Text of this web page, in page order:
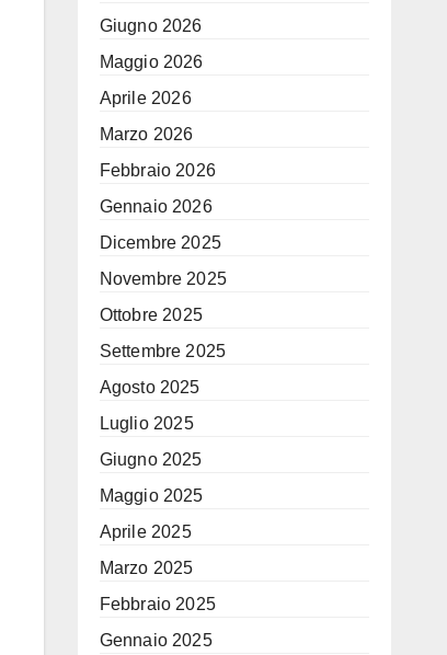
Giugno 2026
Maggio 2026
Aprile 2026
Marzo 2026
Febbraio 2026
Gennaio 2026
Dicembre 2025
Novembre 2025
Ottobre 2025
Settembre 2025
Agosto 2025
Luglio 2025
Giugno 2025
Maggio 2025
Aprile 2025
Marzo 2025
Febbraio 2025
Gennaio 2025